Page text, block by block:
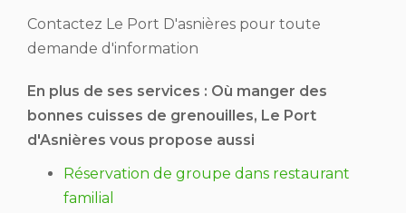
Contactez Le Port D'asnières pour toute
demande d'information
En plus de ses services : Où manger des
bonnes cuisses de grenouilles, Le Port
d'Asnières vous propose aussi
Réservation de groupe dans restaurant
familial